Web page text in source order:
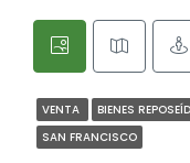
VENTA BIENES
SAN FRANCISCO